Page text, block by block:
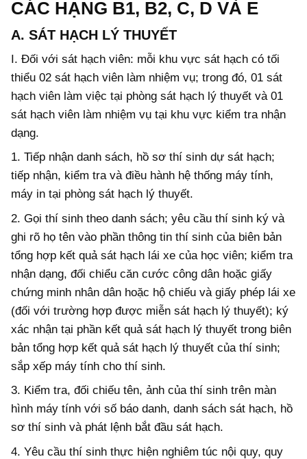
CÁC HẠNG B1, B2, C, D VÀ E
A. SÁT HẠCH LÝ THUYẾT
I. Đối với sát hạch viên: mỗi khu vực sát hạch có tối
thiểu 02 sát hạch viên làm nhiệm vụ; trong đó, 01 sát
hạch viên làm việc tại phòng sát hạch lý thuyết và 01
sát hạch viên làm nhiệm vụ tại khu vực kiểm tra nhận
dạng.
1. Tiếp nhận danh sách, hồ sơ thí sinh dự sát hạch;
tiếp nhận, kiểm tra và điều hành hệ thống máy tính,
máy in tại phòng sát hạch lý thuyết.
2. Gọi thí sinh theo danh sách; yêu cầu thí sinh ký và
ghi rõ họ tên vào phần thông tin thí sinh của biên bản
tổng hợp kết quả sát hạch lái xe của học viên; kiểm tra
nhận dạng, đối chiểu căn cước công dân hoặc giấy
chứng minh nhân dân hoặc hộ chiếu và giấy phép lái xe
(đối với trường hợp được miễn sát hạch lý thuyết); ký
xác nhận tại phần kết quả sát hạch lý thuyết trong biên
bản tổng hợp kết quả sát hạch lý thuyết của thí sinh;
sắp xếp máy tính cho thí sinh.
3. Kiểm tra, đối chiếu tên, ảnh của thí sinh trên màn
hình máy tính với số báo danh, danh sách sát hạch, hồ
sơ thí sinh và phát lệnh bắt đầu sát hạch.
4. Yêu cầu thí sinh thực hiện nghiêm túc nội quy, quy